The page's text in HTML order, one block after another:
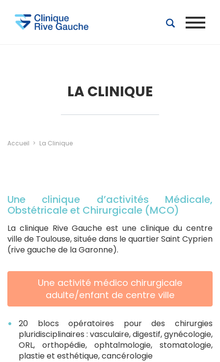
LA CLINIQUE
Accueil La Clinique
Une clinique d’activités Médicale,
Obstétricale et Chirurgicale (MCO)
La clinique Rive Gauche est une clinique du centre
ville de Toulouse, située dans le quartier Saint Cyprien
(rive gauche de la Garonne).
Une activité médico chirurgicale
adulte/enfant de centre ville
20 blocs opératoires pour des chirurgies
pluridisciplinaires : vasculaire, digestif, gynécologie,
ORL, orthopédie, ophtalmologie, stomatologie,
plastie et esthétique, cancérologie